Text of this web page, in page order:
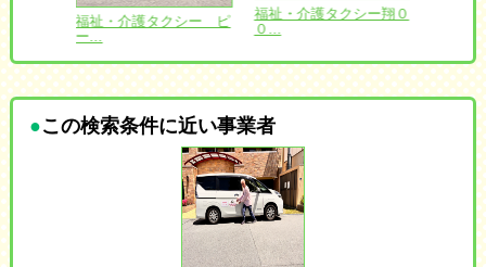
福祉・介護タクシー ピ
ー...
福祉・介護タクシー翔０
０...
コン
この検索条件に近い事業者